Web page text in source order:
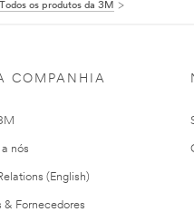
Todos os produtos da 3M
COMPANHIA
nós
(English)
& Fornecedores